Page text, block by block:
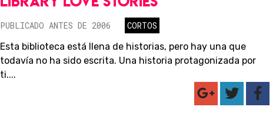
PUBLICADO ANTES DE 2006
CORTOS
Esta biblioteca está llena de historias, pero hay una que
todavía no ha sido escrita. Una historia protagonizada por
ti....